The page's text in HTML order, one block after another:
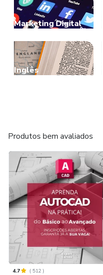
Marketing Digital
Inglês
Produtos bem avaliados
4.7 ( 512 )